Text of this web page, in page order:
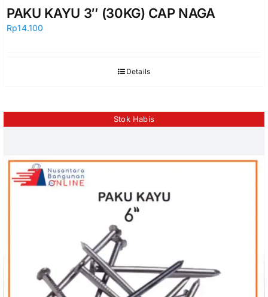
PAKU KAYU 3″ (30KG) CAP NAGA
Rp14.100
Details
Stok Habis